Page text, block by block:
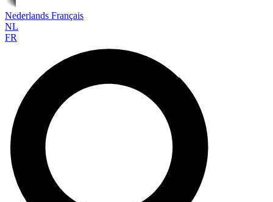
Nederlands Français
NL
FR